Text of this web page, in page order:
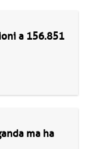
a 156.851
ma ha